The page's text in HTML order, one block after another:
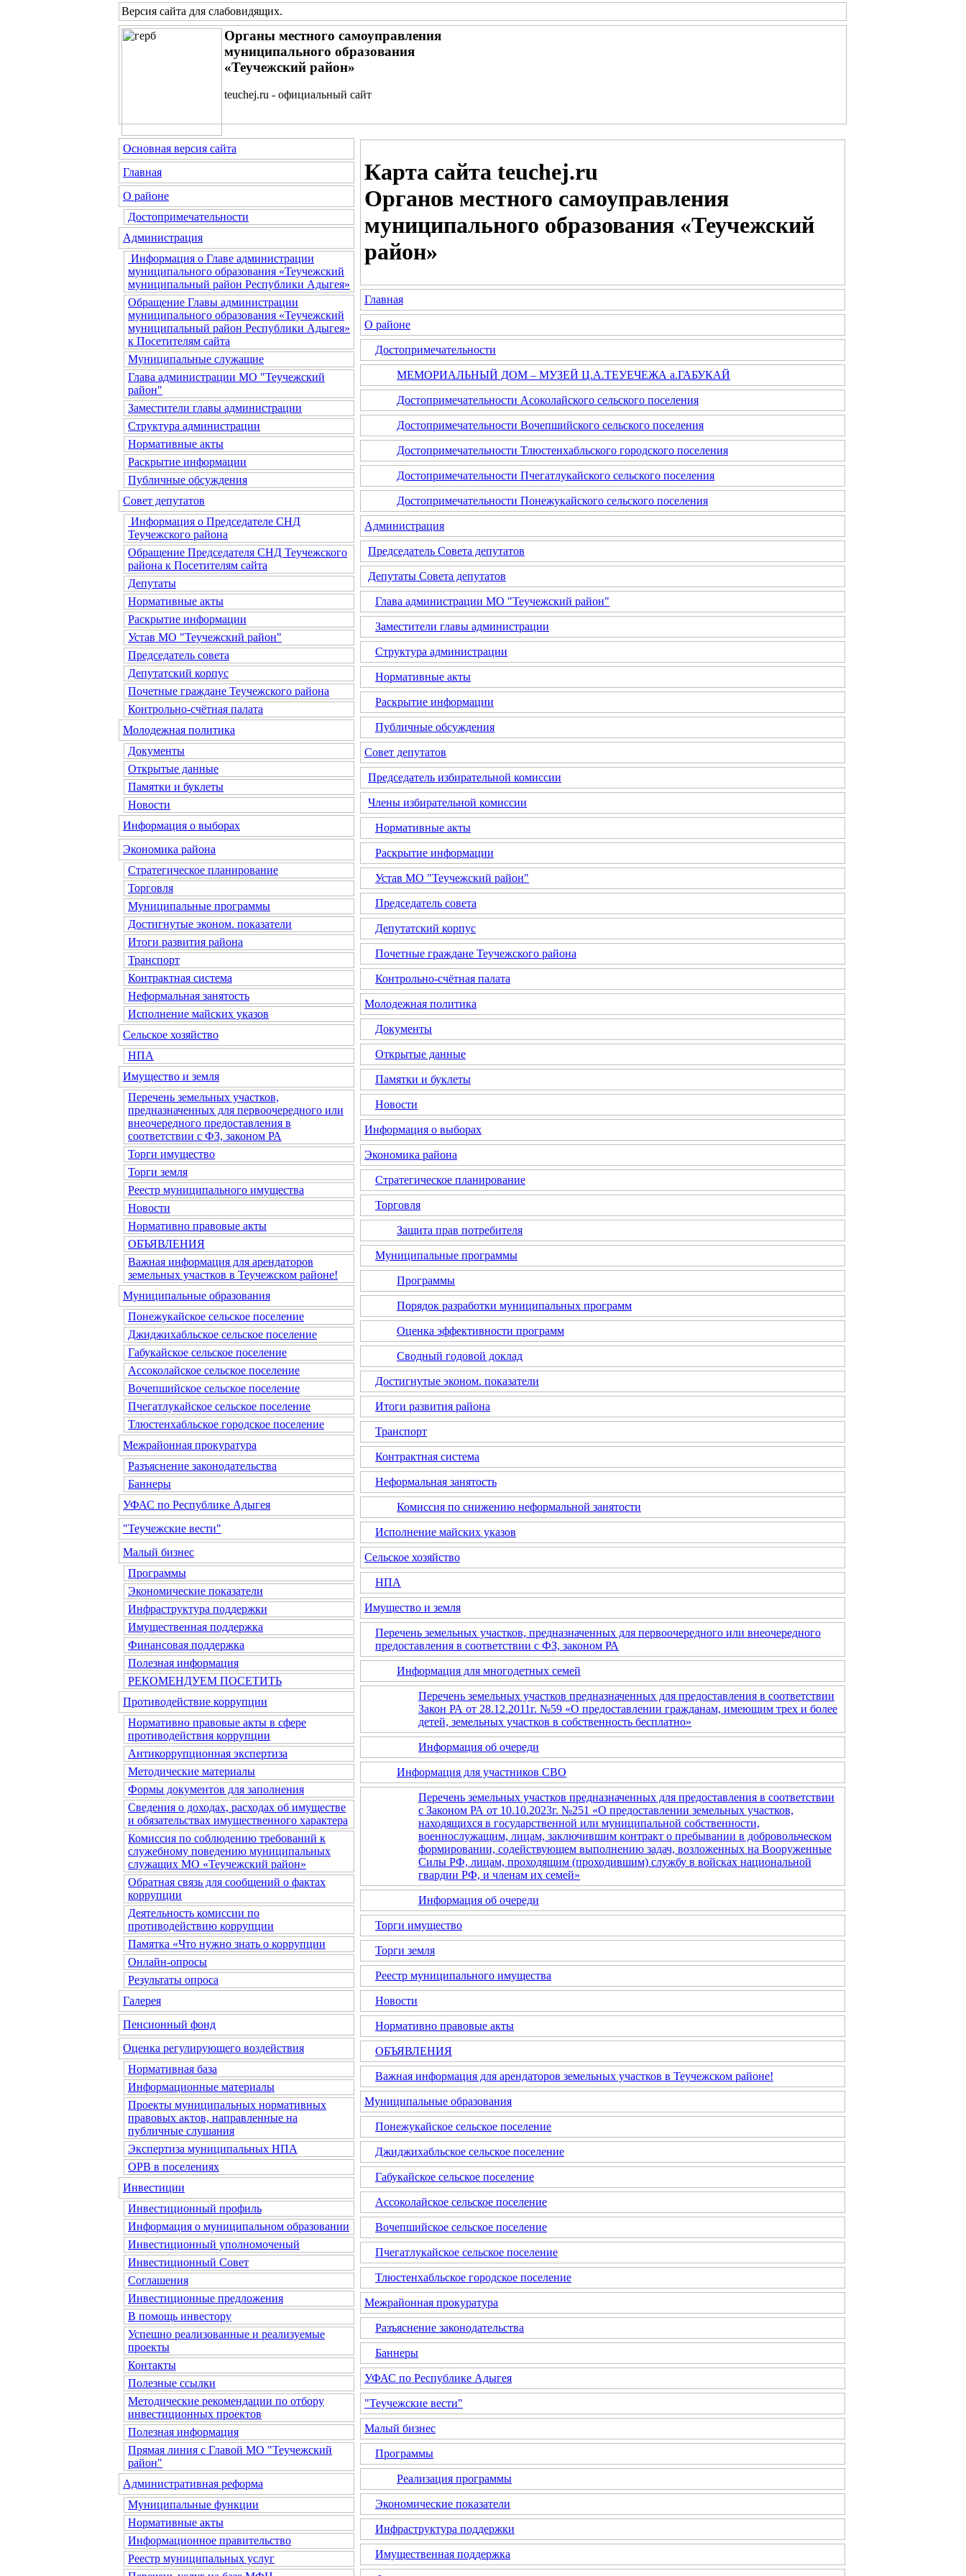
Версия сайта для слабовидящих.
Органы местного самоуправления
муниципального образования
«Теучежский район»
teuchej.ru - официальный сайт
Основная версия сайта
Главная
О районе
Достопримечательности
Администрация
Информация о Главе администрации
муниципального образования «Теучежский
муниципальный район Республики Адыгея»
Обращение Главы администрации
муниципального образования «Теучежский
муниципальный район Республики Адыгея»
к Посетителям сайта
Муниципальные служащие
Глава администрации МО "Теучежский
район"
Заместители главы администрации
Структура администрации
Нормативные акты
Раскрытие информации
Публичные обсуждения
Совет депутатов
Информация о Председателе СНД
Теучежского района
Обращение Председателя СНД Теучежского
района к Посетителям сайта
Депутаты
Нормативные акты
Раскрытие информации
Устав МО "Теучежский район"
Председатель совета
Депутатский корпус
Почетные граждане Теучежского района
Контрольно-счётная палата
Молодежная политика
Документы
Открытые данные
Памятки и буклеты
Новости
Информация о выборах
Экономика района
Стратегическое планирование
Торговля
Муниципальные программы
Достигнутые эконом. показатели
Итоги развития района
Транспорт
Контрактная система
Неформальная занятость
Исполнение майских указов
Сельское хозяйство
НПА
Имущество и земля
Перечень земельных участков,
предназначенных для первоочередного или
внеочередного предоставления в
соответствии с ФЗ, законом РА
Торги имущество
Торги земля
Реестр муниципального имущества
Новости
Нормативно правовые акты
ОБЪЯВЛЕНИЯ
Важная информация для арендаторов
земельных участков в Теучежском районе!
Муниципальные образования
Понежукайское сельское поселение
Джиджихабльское сельское поселение
Габукайское сельское поселение
Ассоколайское сельское поселение
Вочепшийское сельское поселение
Пчегатлукайское сельское поселение
Тлюстенхабльское городское поселение
Межрайонная прокуратура
Разъяснение законодательства
Баннеры
УФАС по Республике Адыгея
"Теучежские вести"
Малый бизнес
Программы
Экономические показатели
Инфраструктура поддержки
Имущественная поддержка
Финансовая поддержка
Полезная информация
РЕКОМЕНДУЕМ ПОСЕТИТЬ
Противодействие коррупции
Нормативно правовые акты в сфере
противодействия коррупции
Антикоррупционная экспертиза
Методические материалы
Формы документов для заполнения
Сведения о доходах, расходах об имуществе
и обязательствах имущественного характера
Комиссия по соблюдению требований к
служебному поведению муниципальных
служащих МО «Теучежский район»
Обратная связь для сообщений о фактах
коррупции
Деятельность комиссии по
противодействию коррупции
Памятка «Что нужно знать о коррупции
Онлайн-опросы
Результаты опроса
Галерея
Пенсионный фонд
Оценка регулирующего воздействия
Нормативная база
Информационные материалы
Проекты муниципальных нормативных
правовых актов, направленные на
публичные слушания
Экспертиза муниципальных НПА
ОРВ в поселениях
Инвестиции
Инвестиционный профиль
Информация о муниципальном образовании
Инвестиционный уполномоченый
Инвестиционный Совет
Соглашения
Инвестиционные предложения
В помощь инвестору
Успешно реализованные и реализуемые
проекты
Контакты
Полезные ссылки
Методические рекомендации по отбору
инвестиционных проектов
Полезная информация
Прямая линия с Главой МО "Теучежский
район"
Административная реформа
Муниципальные функции
Нормативные акты
Информационное правительство
Реестр муниципальных услуг
Карта сайта teuchej.ru
Органов местного самоуправления
муниципального образования «Теучежский
район»
Главная
О районе
Достопримечательности
МЕМОРИАЛЬНЫЙ ДОМ – МУЗЕЙ Ц.А.ТЕУЕЧЕЖА а.ГАБУКАЙ
Достопримечательности Асоколайского сельского поселения
Достопримечательности Вочепшийского сельского поселения
Достопримечательности Тлюстенхабльского городского поселения
Достопримечательности Пчегатлукайского сельского поселения
Достопримечательности Понежукайского сельского поселения
Администрация
Председатель Совета депутатов
Депутаты Совета депутатов
Глава администрации МО "Теучежский район"
Заместители главы администрации
Структура администрации
Нормативные акты
Раскрытие информации
Публичные обсуждения
Совет депутатов
Председатель избирательной комиссии
Члены избирательной комиссии
Нормативные акты
Раскрытие информации
Устав МО "Теучежский район"
Председатель совета
Депутатский корпус
Почетные граждане Теучежского района
Контрольно-счётная палата
Молодежная политика
Документы
Открытые данные
Памятки и буклеты
Новости
Информация о выборах
Экономика района
Стратегическое планирование
Торговля
Защита прав потребителя
Муниципальные программы
Программы
Порядок разработки муниципальных программ
Оценка эффективности программ
Сводный годовой доклад
Достигнутые эконом. показатели
Итоги развития района
Транспорт
Контрактная система
Неформальная занятость
Комиссия по снижению неформальной занятости
Исполнение майских указов
Сельское хозяйство
НПА
Имущество и земля
Перечень земельных участков, предназначенных для первоочередного или внеочередного
предоставления в соответствии с ФЗ, законом РА
Информация для многодетных семей
Перечень земельных участков предназначенных для предоставления в соответствии
Закон РА от 28.12.2011г. №59 «О предоставлении гражданам, имеющим трех и более
детей, земельных участков в собственность бесплатно»
Информация об очереди
Информация для участников СВО
Перечень земельных участков предназначенных для предоставления в соответствии
с Законом РА от 10.10.2023г. №251 «О предоставлении земельных участков,
находящихся в государственной или муниципальной собственности,
военнослужащим, лицам, заключившим контракт о пребывании в добровольческом
формировании, содействующем выполнению задач, возложенных на Вооруженные
Силы РФ, лицам, проходящим (проходившим) службу в войсках национальной
гвардии РФ, и членам их семей»
Информация об очереди
Торги имущество
Торги земля
Реестр муниципального имущества
Новости
Нормативно правовые акты
ОБЪЯВЛЕНИЯ
Важная информация для арендаторов земельных участков в Теучежском районе!
Муниципальные образования
Понежукайское сельское поселение
Джиджихабльское сельское поселение
Габукайское сельское поселение
Ассоколайское сельское поселение
Вочепшийское сельское поселение
Пчегатлукайское сельское поселение
Тлюстенхабльское городское поселение
Межрайонная прокуратура
Разъяснение законодательства
Баннеры
УФАС по Республике Адыгея
"Теучежские вести"
Малый бизнес
Программы
Реализация программы
Экономические показатели
Инфраструктура поддержки
Имущественная поддержка